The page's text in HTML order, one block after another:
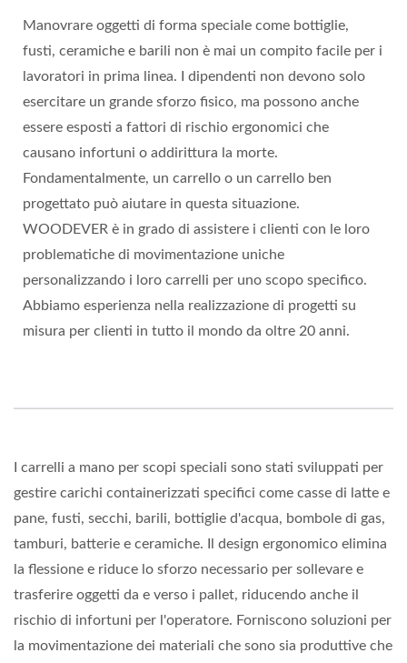
Manovrare oggetti di forma speciale come bottiglie,
fusti, ceramiche e barili non è mai un compito facile per i
lavoratori in prima linea. I dipendenti non devono solo
esercitare un grande sforzo fisico, ma possono anche
essere esposti a fattori di rischio ergonomici che
causano infortuni o addirittura la morte.
Fondamentalmente, un carrello o un carrello ben
progettato può aiutare in questa situazione.
WOODEVER è in grado di assistere i clienti con le loro
problematiche di movimentazione uniche
personalizzando i loro carrelli per uno scopo specifico.
Abbiamo esperienza nella realizzazione di progetti su
misura per clienti in tutto il mondo da oltre 20 anni.
I carrelli a mano per scopi speciali sono stati sviluppati per
gestire carichi containerizzati specifici come casse di latte e
pane, fusti, secchi, barili, bottiglie d'acqua, bombole di gas,
tamburi, batterie e ceramiche. Il design ergonomico elimina
la flessione e riduce lo sforzo necessario per sollevare e
trasferire oggetti da e verso i pallet, riducendo anche il
rischio di infortuni per l'operatore. Forniscono soluzioni per
la movimentazione dei materiali che sono sia produttive che